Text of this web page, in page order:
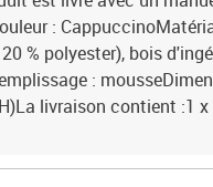
:
% polyester), bois
:
livraison contient :1